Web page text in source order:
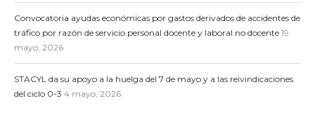
Convocatoria ayudas económicas por gastos derivados de accidentes de
tráfico por razón de servicio personal docente y laboral no docente 19
mayo, 2026
STACYL da su apoyo a la huelga del 7 de mayo y a las reivindicaciones
del ciclo 0-3 4 mayo, 2026